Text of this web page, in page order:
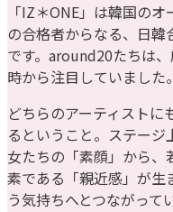
「IZ＊ONE」は韓国のオ
の合格者からなる、日
です。around20たちは
時から注目していました。
どちらのアーティスト
るということ。ステー
女たちの「素顔」から
素である「親近感」が生
う気持ちへとつながって